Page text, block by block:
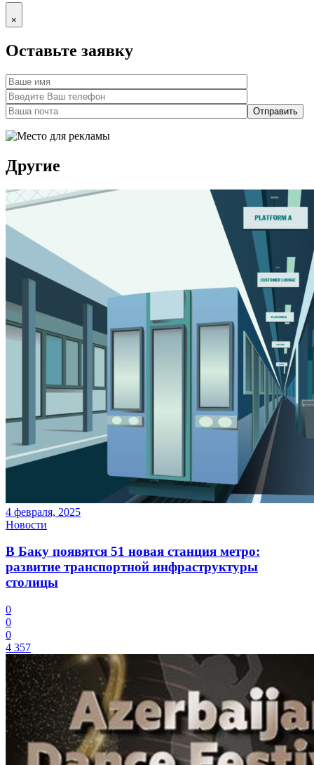
×
Оставьте заявку
Другие
4 февраля, 2025
Новости
В Баку появятся 51 новая станция метро:
развитие транспортной инфраструктуры
столицы
0
0
0
4 357